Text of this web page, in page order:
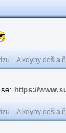
A kdyby došla
https://
A kdyby došla